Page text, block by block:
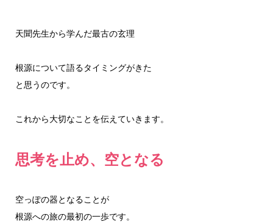
天聞先生から学んだ最古の玄理
根源について語るタイミングがきた
と思うのです。
これから大切なことを伝えていきます。
思考を止め、空となる
空っぽの器となることが
根源への旅の最初の一歩です。